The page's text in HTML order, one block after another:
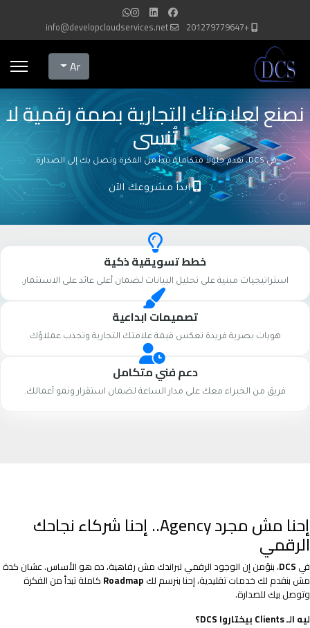
+201279779647
info@developcloudservices.net
Select your language
Ar
نصنع لعلامتك التجارية بصمة رقمية لا
تُنسى
في DCS، نقدم حلولاً متكاملة تبدأ من الفكرة وتصل بك إلى الصدارة.
ابدأ مشروعك الآن
خطط تسويقية ذكية
استراتيجيات مبنية على تحليل البيانات لضمان أعلى عائد على الاستثمار.
تصميمات ابداعية
هويات بصرية فريدة تعكس قيمة علامتك التجارية وتجذب عملاؤك
دعم فني متكامل
فريق من الخبراء معك على مدار الساعة لضمان استقرار ونمو أعمالك.
إحنا مش مجرد Agency.. إحنا شركاء نجاحك
الرقمي
في DCS، بنؤمن إن الوجود الرقمي لبراندك مش رفاهية، ده هو الأساس. عشان كدة
مش بنقدم لك خدمات تقليدية، إحنا بنرسم لك Roadmap كاملة تبدأ من الفكرة
وتوصل بيك للصدارة.
ليه الـ Clients بيختاروا DCS؟